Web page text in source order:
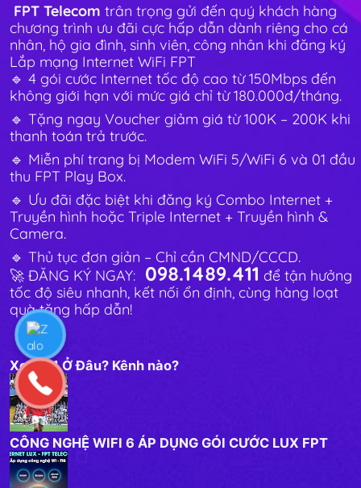
FPT Telecom trân trọng gửi đến quý khách hàng
chương trình ưu đãi cực hấp dẫn dành riêng cho cá
nhân, hộ gia đình, sinh viên, công nhân khi đăng ký
Lắp mạng Internet WiFi FPT
🔹 4 gói cước Internet tốc độ cao từ 150Mbps đến
không giới hạn với mức giá chỉ từ 180.000đ/tháng.
🔹 Tặng ngay Voucher giảm giá từ 100K – 200K khi
thanh toán trả trước.
🔹 Miễn phí trang bị Modem WiFi 5/WiFi 6 và 01 đầu
thu FPT Play Box.
🔹 Ưu đãi đặc biệt khi đăng ký Combo Internet +
Truyền hình hoặc Triple Internet + Truyền hình &
Camera.
🔹 Thủ tục đơn giản – Chỉ cần CMND/CCCD.
🚀 ĐĂNG KÝ NGAY: 098.1489.411 để tận hưởng
tốc độ siêu nhanh, kết nối ổn định, cùng hàng loạt
quà tặng hấp dẫn!
Xem C1 Ở Đâu? Kênh nào?
CÔNG NGHỆ WIFI 6 ÁP DỤNG GÓI CƯỚC LUX FPT